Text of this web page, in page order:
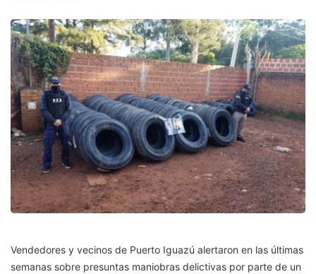
Vendedores y vecinos de Puerto Iguazú alertaron en las últimas
semanas sobre presuntas maniobras delictivas por parte de un